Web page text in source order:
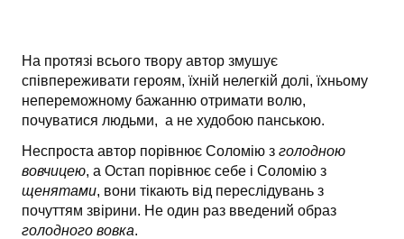
На протязі всього твору автор змушує
співпереживати героям, їхній нелегкій долі, їхньому
непереможному бажанню отримати волю,
почуватися людьми, а не худобою панською.
Неспроста автор порівнює Соломію з голодною
вовчицею, а Остап порівнює себе і Соломію з
щенятами, вони тікають від переслідувань з
почуттям звірини. Не один раз введений образ
голодного вовка.